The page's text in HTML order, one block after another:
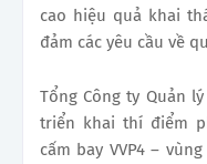
cao hiệu quả khai
đảm các yêu cầu về
Tổng Công ty Quản
triển khai thí điểm
cấm bay VVP4 –